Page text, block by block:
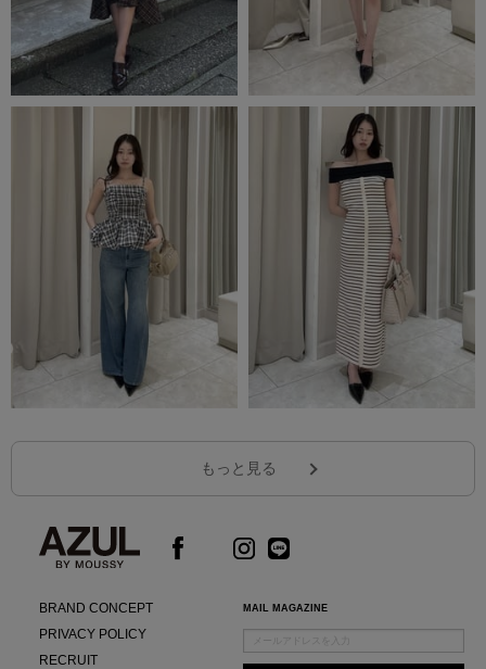
もっと見る
BRAND CONCEPT
PRIVACY POLICY
RECRUIT
MAIL MAGAZINE